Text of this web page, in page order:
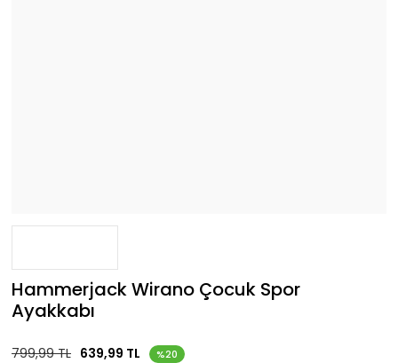
Hammerjack Wirano Çocuk Spor
Ayakkabı
799,99 TL 639,99 TL %20